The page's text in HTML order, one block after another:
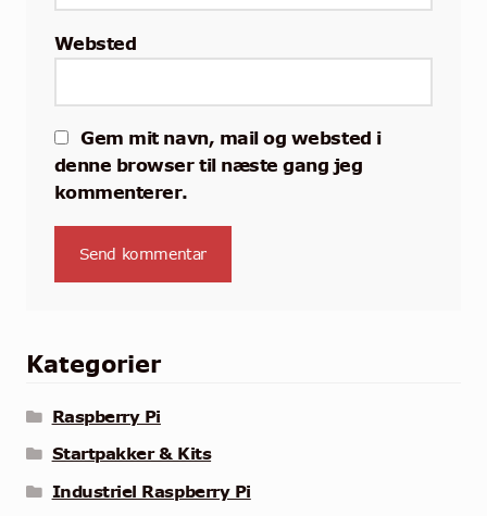
Websted
Gem mit navn, mail og websted i
denne browser til næste gang jeg
kommenterer.
Kategorier
Raspberry Pi
Startpakker & Kits
Industriel Raspberry Pi